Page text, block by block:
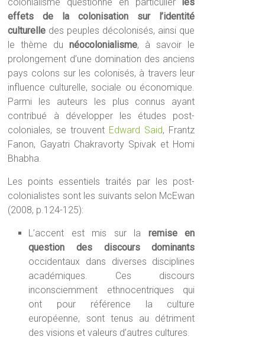
colonialisme questionne en particulier
les
effets de la colonisation sur l’identité
culturelle des peuples décolonisés, ainsi que
le thème dunéocolonialisme, à savoir le
prolongement d’une domination des anciens
pays colons sur les colonisés, à travers leur
influence culturelle, sociale ou économique.
Parmi les auteurs les plus connus ayant
contribué à développer les études post-
coloniales, se trouvent Edward Said, Frantz
Fanon, Gayatri Chakravorty Spivak et Homi
Bhabha.
Les points essentiels traités par les post-
colonialistes sont les suivants selon McEwan
(2008, p.124-125):
L’accent est mis sur la remise en
question des discours dominants
occidentaux dans diverses disciplines
académiques. Ces discours
inconsciemment ethnocentriques qui
ont pour référence la culture
européenne, sont tenus au détriment
des visions et valeurs d’autres cultures.